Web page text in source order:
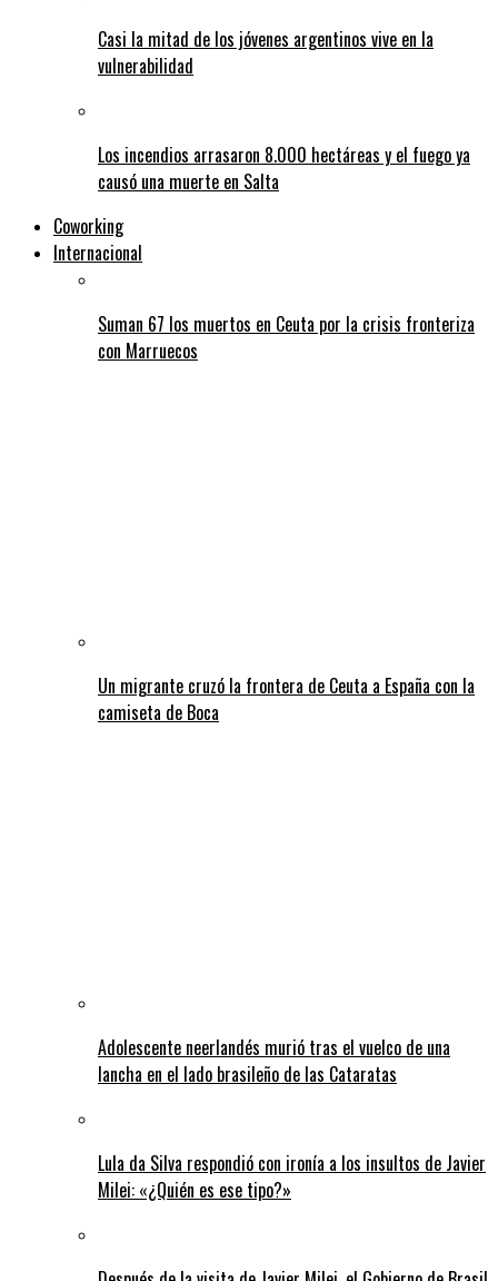
Casi la mitad de los jóvenes argentinos vive en la
vulnerabilidad
Los incendios arrasaron 8.000 hectáreas y el fuego ya
causó una muerte en Salta
Coworking
Internacional
Suman 67 los muertos en Ceuta por la crisis fronteriza
con Marruecos
Un migrante cruzó la frontera de Ceuta a España con la
camiseta de Boca
Adolescente neerlandés murió tras el vuelco de una
lancha en el lado brasileño de las Cataratas
Lula da Silva respondió con ironía a los insultos de Javier
Milei: «¿Quién es ese tipo?»